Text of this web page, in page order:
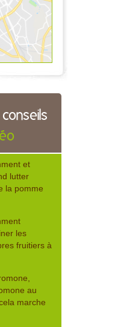
conseils
et
lutter
la pomme
les
fruitiers à
au
marche